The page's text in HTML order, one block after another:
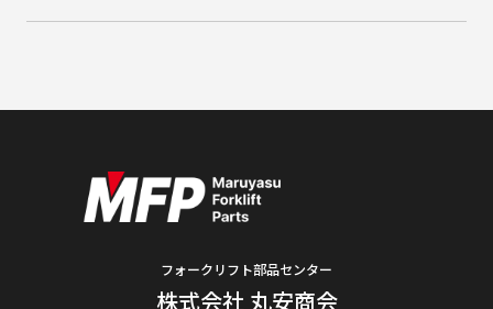
フォークリフト部品センター
株式会社 丸安商会